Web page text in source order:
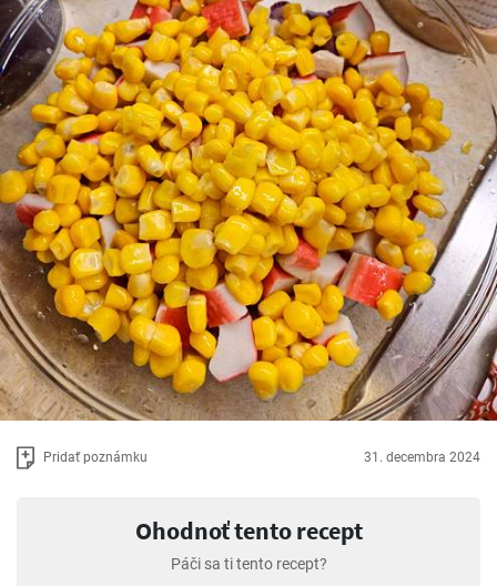
Pridať poznámku 31. decembra 2024
Ohodnoť tento recept
Páči sa ti tento recept?